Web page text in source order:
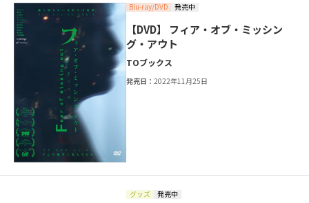
Blu-ray/DVD 発売中
【DVD】 フィア・オブ・ミッシン
グ・アウト
TOブックス
発売日：2022年11月25日
グッズ 発売中